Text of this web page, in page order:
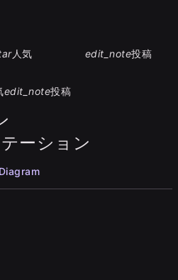
人気 edit_note投稿
edit_note投稿
ーション
Diagram